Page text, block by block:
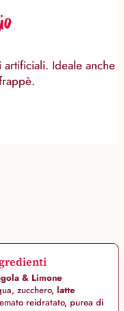
artificiali. Ideale anche
& Limone
zucchero, latte
reidratato, purea di